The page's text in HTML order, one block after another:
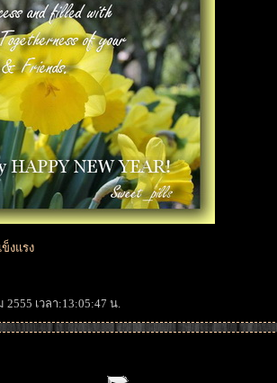
งแรง
เวลา:13:05:47 น.